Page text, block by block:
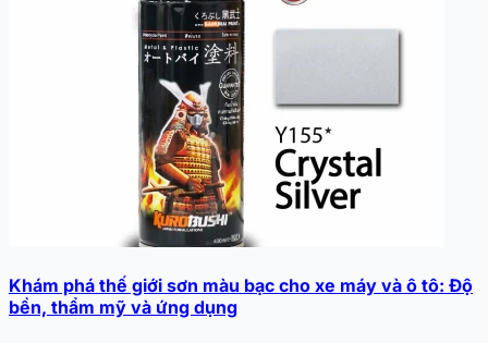
Khám phá thế giới sơn màu bạc cho xe máy và ô tô: Độ
bền, thẩm mỹ và ứng dụng